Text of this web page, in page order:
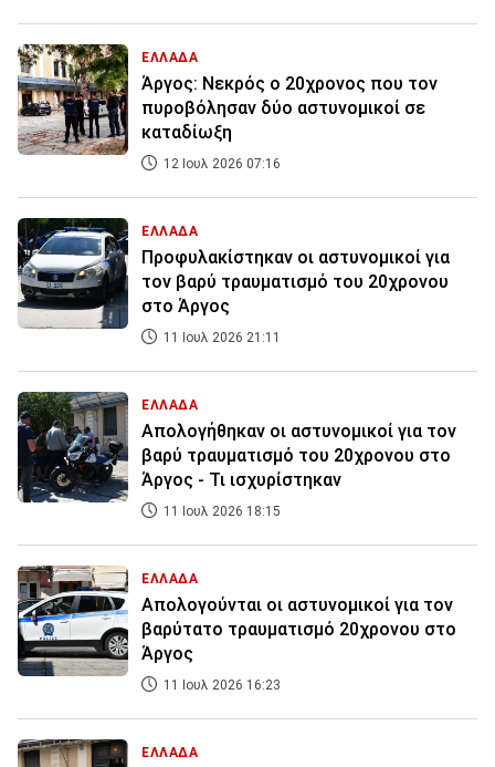
ΕΛΛΑΔΑ
Άργος: Νεκρός ο 20χρονος που τον
πυροβόλησαν δύο αστυνομικοί σε
καταδίωξη
12 Ιουλ 2026 07:16
ΕΛΛΑΔΑ
Προφυλακίστηκαν οι αστυνομικοί για
τον βαρύ τραυματισμό του 20χρονου
στο Άργος
11 Ιουλ 2026 21:11
ΕΛΛΑΔΑ
Απολογήθηκαν οι αστυνομικοί για τον
βαρύ τραυματισμό του 20χρονου στο
Άργος - Τι ισχυρίστηκαν
11 Ιουλ 2026 18:15
ΕΛΛΑΔΑ
Απολογούνται οι αστυνομικοί για τον
βαρύτατο τραυματισμό 20χρονου στο
Άργος
11 Ιουλ 2026 16:23
ΕΛΛΑΔΑ